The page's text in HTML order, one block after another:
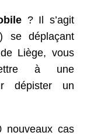
? Il s’agit
se déplaçant
Liège, vous
à une
dépister un
nouveaux cas